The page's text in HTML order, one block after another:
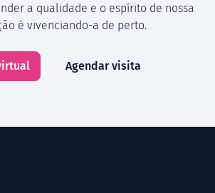
a qualidade e o espírito de nossa
é vivenciando-a de perto.
Agendar visita